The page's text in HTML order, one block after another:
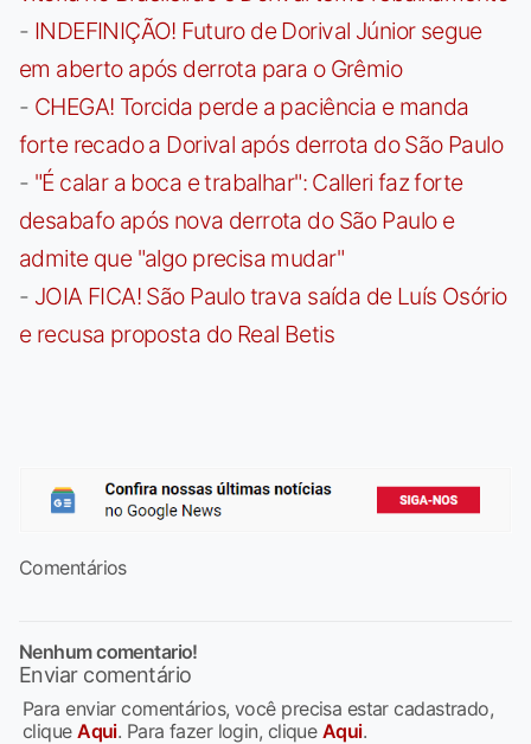
- INDEFINIÇÃO! Futuro de Dorival Júnior segue
em aberto após derrota para o Grêmio
- CHEGA! Torcida perde a paciência e manda
forte recado a Dorival após derrota do São Paulo
- "É calar a boca e trabalhar": Calleri faz forte
desabafo após nova derrota do São Paulo e
admite que "algo precisa mudar"
- JOIA FICA! São Paulo trava saída de Luís Osório
e recusa proposta do Real Betis
Comentários
Nenhum comentario!
Enviar comentário
Para enviar comentários, você precisa estar cadastrado,
cliqueAqui. Para fazer login, clique Aqui.